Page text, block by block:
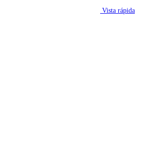
Vista rápida